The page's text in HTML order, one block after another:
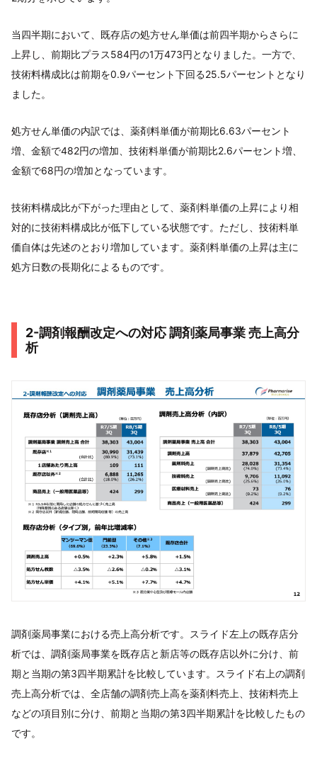
当四半期において、既存店の処方せん単価は前四半期からさらに
上昇し、前期比プラス584円の1万473円となりました。一方で、
技術料構成比は前期を0.9パーセント下回る25.5パーセントとなり
ました。
処方せん単価の内訳では、薬剤料単価が前期比6.63パーセント
増、金額で482円の増加、技術料単価が前期比2.6パーセント増、
金額で68円の増加となっています。
技術料構成比が下がった理由として、薬剤料単価の上昇により相
対的に技術料構成比が低下している状態です。ただし、技術料単
価自体は先述のとおり増加しています。薬剤料単価の上昇は主に
処方日数の長期化によるものです。
2-調剤報酬改定への対応 調剤薬局事業 売上高分
析
調剤薬局事業における売上高分析です。スライド左上の既存店分
析では、調剤薬局事業を既存店と新店等の既存店以外に分け、前
期と当期の第3四半期累計を比較しています。スライド右上の調剤
売上高分析では、全店舗の調剤売上高を薬剤料売上、技術料売上
などの項目別に分け、前期と当期の第3四半期累計を比較したもの
です。